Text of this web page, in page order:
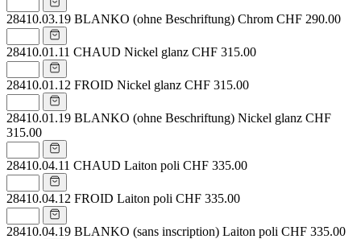
28410.03.19 BLANKO (ohne Beschriftung) Chrom CHF 290.00
28410.01.11 CHAUD Nickel glanz CHF 315.00
28410.01.12 FROID Nickel glanz CHF 315.00
28410.01.19 BLANKO (ohne Beschriftung) Nickel glanz CHF
315.00
28410.04.11 CHAUD Laiton poli CHF 335.00
28410.04.12 FROID Laiton poli CHF 335.00
28410.04.19 BLANKO (sans inscription) Laiton poli CHF 335.00